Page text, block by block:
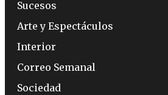
Sucesos
Arte y Espectáculos
Interior
Correo Semanal
Sociedad